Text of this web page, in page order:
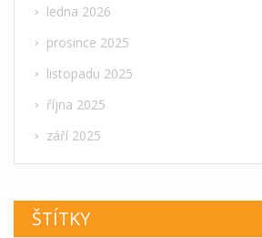
ledna 2026
prosince 2025
listopadu 2025
října 2025
září 2025
ŠTÍTKY